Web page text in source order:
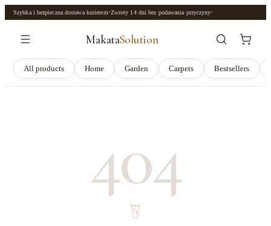
Szybka i bezpieczna dostawa kurierem•Zwroty 14 dni bez podawania przyczyny•
MakataSolution
All products Home Garden Carpets Bestsellers
404